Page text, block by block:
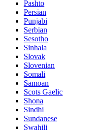
Pashto
Persian
Punjabi
Serbian
Sesotho
Sinhala
Slovak
Slovenian
Somali
Samoan
Scots Gaelic
Shona
Sindhi
Sundanese
Swahili